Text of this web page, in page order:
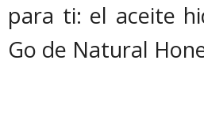
para ti: el aceite
Go de Natural